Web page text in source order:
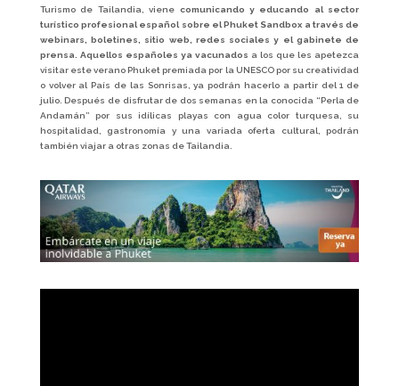
Turismo de Tailandia, viene comunicando y educando al sector
turístico profesional español sobre el Phuket Sandbox a través de
webinars, boletines, sitio web, redes sociales y el gabinete de
prensa. Aquellos españoles ya vacunados a los que les apetezca
visitar este verano Phuket premiada por la UNESCO por su creatividad
o volver al País de las Sonrisas, ya podrán hacerlo a partir del 1 de
julio. Después de disfrutar de dos semanas en la conocida “Perla de
Andamán” por sus idílicas playas con agua color turquesa, su
hospitalidad, gastronomía y una variada oferta cultural, podrán
también viajar a otras zonas de Tailandia.